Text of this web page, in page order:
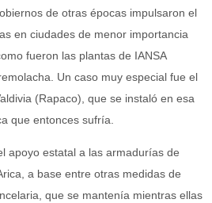
de otras épocas impulsaron el
en ciudades de menor importancia
fueron las plantas de IANSA
Un caso muy especial fue el
(Rapaco), que se instaló en esa
que entonces sufría.
apoyo estatal a las armadurías de
a base entre otras medidas de
que se mantenía mientras ellas